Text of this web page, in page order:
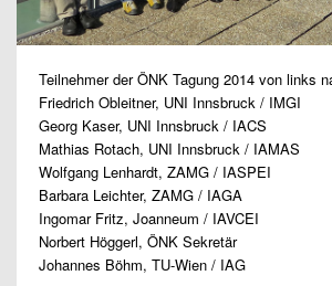
Teilnehmer der ÖNK Tagung 2014 von links
Friedrich Obleitner, UNI Innsbruck / IMGI
Georg Kaser, UNI Innsbruck / IACS
Mathias Rotach, UNI Innsbruck / IAMAS
Wolfgang Lenhardt, ZAMG / IASPEI
Barbara Leichter, ZAMG / IAGA
Ingomar Fritz, Joanneum / IAVCEI
Norbert Höggerl, ÖNK Sekretär
Johannes Böhm, TU-Wien / IAG